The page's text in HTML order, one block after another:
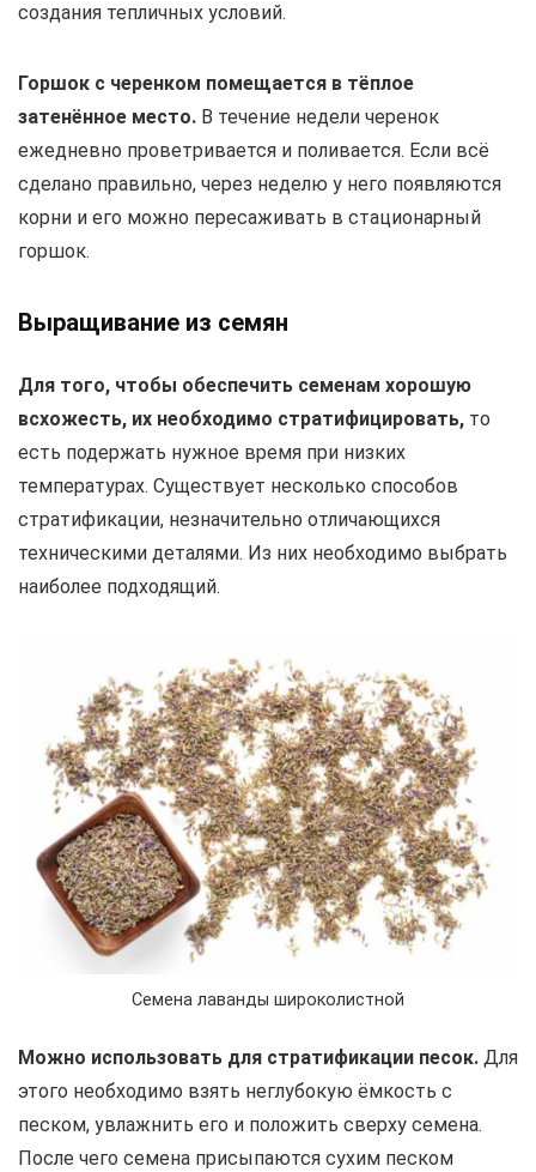
создания тепличных условий.
Горшок с черенком помещается в тёплое
затенённое место. В течение недели черенок
ежедневно проветривается и поливается. Если всё
сделано правильно, через неделю у него появляются
корни и его можно пересаживать в стационарный
горшок.
Выращивание из семян
Для того, чтобы обеспечить семенам хорошую
всхожесть, их необходимо стратифицировать, то
есть подержать нужное время при низких
температурах. Существует несколько способов
стратификации, незначительно отличающихся
техническими деталями. Из них необходимо выбрать
наиболее подходящий.
Семена лаванды широколистной
Можно использовать для стратификации песок. Для
этого необходимо взять неглубокую ёмкость с
песком, увлажнить его и положить сверху семена.
После чего семена присыпаются сухим песком